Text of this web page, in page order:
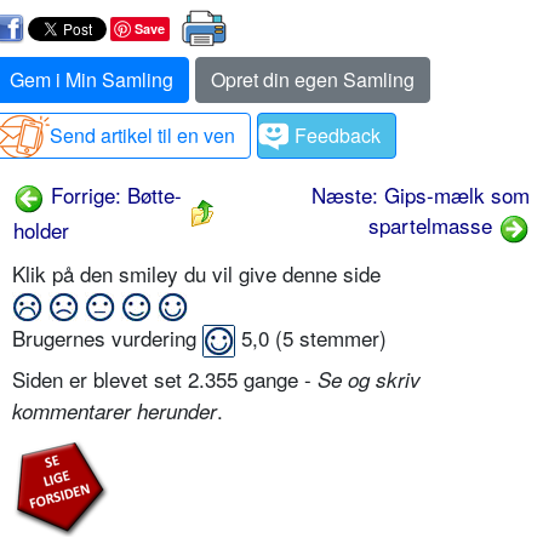
Save
Gem i Min Samling
Opret din egen Samling
Send artikel til en ven
Feedback
Forrige: Bøtte-
holder
Næste: Gips-mælk som
spartelmasse
Klik på den smiley du vil give denne side
Brugernes vurdering 5,0 (5 stemmer)
Siden er blevet set 2.355 gange - Se og skriv
kommentarer herunder.